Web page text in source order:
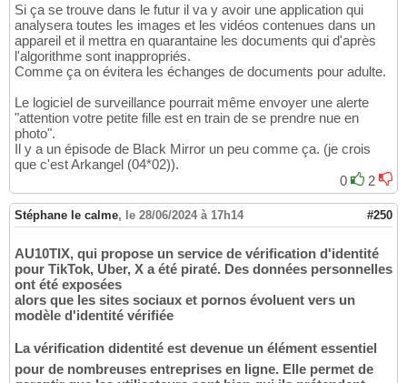
Si ça se trouve dans le futur il va y avoir une application qui
analysera toutes les images et les vidéos contenues dans un
appareil et il mettra en quarantaine les documents qui d'après
l'algorithme sont inappropriés.
Comme ça on évitera les échanges de documents pour adulte.
Le logiciel de surveillance pourrait même envoyer une alerte
"attention votre petite fille est en train de se prendre nue en
photo".
Il y a un épisode de Black Mirror un peu comme ça. (je crois
que c'est Arkangel (04*02)).
0
2
Stéphane le calme, le 28/06/2024 à 17h14 #250
AU10TIX, qui propose un service de vérification d'identité
pour TikTok, Uber, X a été piraté. Des données personnelles
ont été exposées
alors que les sites sociaux et pornos évoluent vers un
modèle d'identité vérifiée
La vérification didentité est devenue un élément essentiel
pour de nombreuses entreprises en ligne. Elle permet de